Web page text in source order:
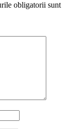
obligatorii sunt